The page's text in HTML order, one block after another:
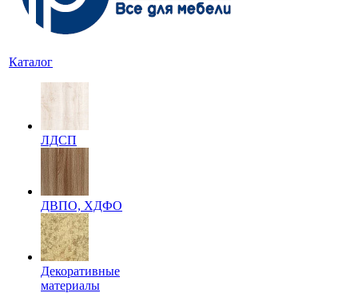
Каталог
ЛДСП
ДВПО, ХДФО
Декоративные
материалы